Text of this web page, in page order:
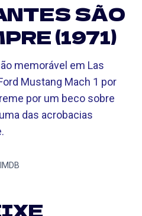
SÃO
(1971)
memorável em Las
Mustang Mach 1 por
por um beco sobre
das acrobacias
IMDB